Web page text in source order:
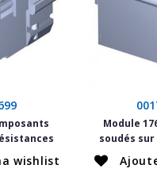
wishlist
Module
soudés